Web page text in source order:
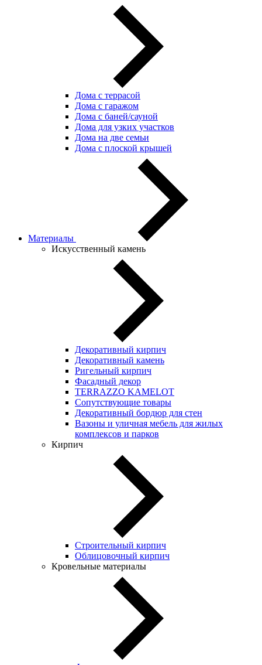
Дома с террасой
Дома с гаражом
Дома с баней/сауной
Дома для узких участков
Дома на две семьи
Дома с плоской крышей
Материалы
Искусственный камень
Декоративный кирпич
Декоративный камень
Ригельный кирпич
Фасадный декор
TERRAZZO KAMELOT
Сопутствующие товары
Декоративный бордюр для стен
Вазоны и уличная мебель для жилых
комплексов и парков
Кирпич
Строительный кирпич
Облицовочный кирпич
Кровельные материалы